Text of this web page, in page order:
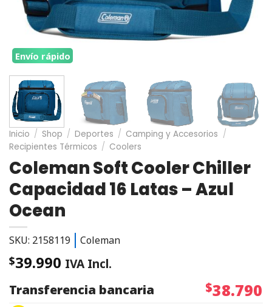
Envío rápido
Inicio / Shop / Deportes / Camping y Accesorios /
Recipientes Térmicos / Coolers
Coleman Soft Cooler Chiller
Capacidad 16 Latas – Azul
Ocean
SKU: 2158119 Coleman
$39.990 IVA Incl.
Transferencia bancaria
$38.790